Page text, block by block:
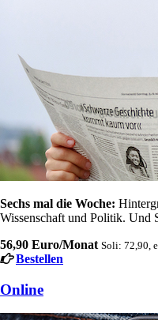
Sechs mal die Woche:
Wissenschaft und Politik. Und
56,90 Euro/Monat Soli: 72,90,
Bestellen
Online